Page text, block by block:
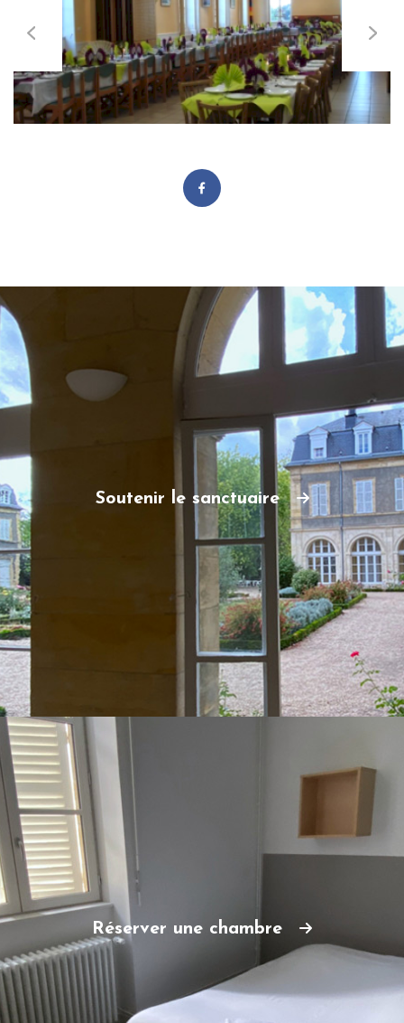
Soutenir le sanctuaire
Réserver une chambre